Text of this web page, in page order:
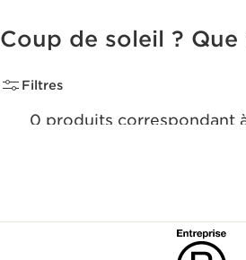
Coup de soleil ? Que
Filtres
0 produits correspondant